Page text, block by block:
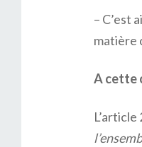
– C’est
matière
A cette